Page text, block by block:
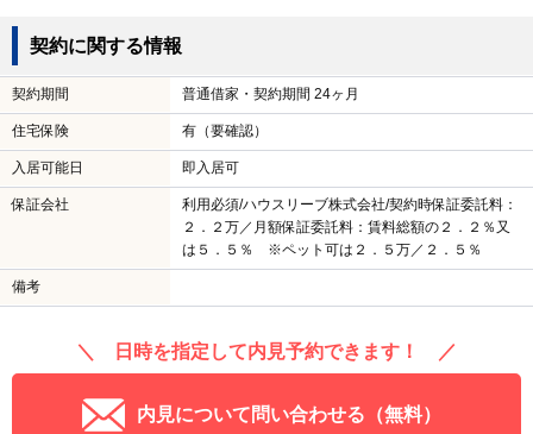
契約に関する情報
契約期間 普通借家・契約期間 24ヶ月
住宅保険 有（要確認）
入居可能日 即入居可
保証会社
利用必須/ハウスリーブ株式会社/契約時保証委託料：
２．２万／月額保証委託料：賃料総額の２．２％又
は５．５％ ※ペット可は２．５万／２．５％
備考
＼ 日時を指定して内見予約できます！ ／
内見について問い合わせる（無料）